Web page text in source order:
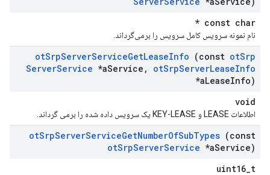
const char *
نام نمونه سرویس کامل سرویس را برمی‌گرداند.
otSrpServerServiceGetLeaseInfo (const otSrp
ServerService *aService , otSrpServerLeaseInfo
*aLeaseInfo)
void
اطلاعات LEASE و KEY-LEASE یک سرویس داده شده را برمی گرداند.
otSrpServerServiceGetNumberOfSubTypes (const
otSrpServerService *aService)
uint16_t